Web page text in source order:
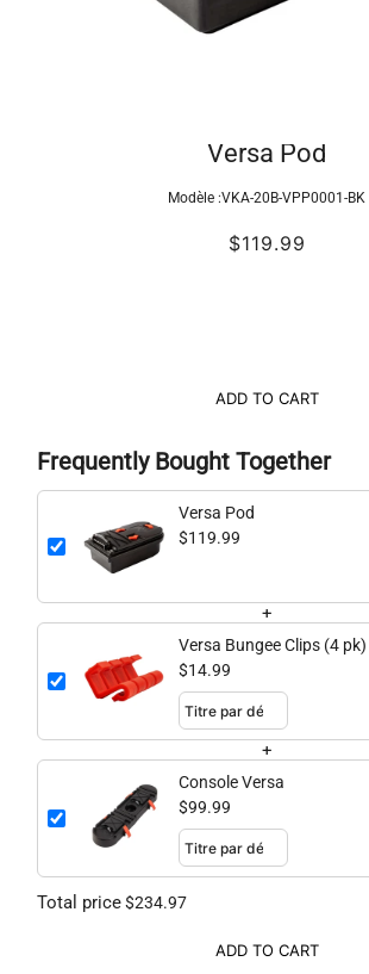
Versa Pod
Modèle :VKA-20B-VPP0001-BK
$119.99
ADD TO CART
Frequently Bought Together
Versa Pod
$119.99
+
Versa Bungee Clips (4 pk)
$14.99
+
Console Versa
$99.99
Total price$234.97
ADD TO CART